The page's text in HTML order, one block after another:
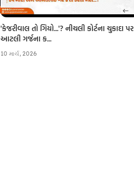
'કેજરીવાલ તો ગિયો...'? નીચલી કોર્ટના ચુકાદા પર
આટલી ગર્જના ક...
10 માર્ચ, 2026